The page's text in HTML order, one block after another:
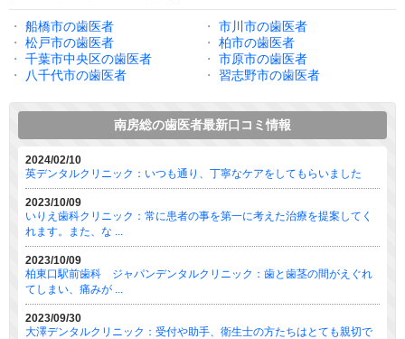
・ 船橋市の歯医者 ・
市川市の歯医者
・
松戸市の歯医者 ・
柏市の歯医者
・
千葉市中央区の歯医者 ・
市原市の歯医者
・
八千代市の歯医者 ・ 習志野市の歯医者
南房総の歯医者最新口コミ情報
2024/02/10
英デンタルクリニック：いつも通り、丁寧なケアをしてもらいました
2023/10/09
いりえ歯科クリニック：常に患者の事を第一に考えた治療を提案してく
れます。また、な ...
2023/10/09
柏東口駅前歯科 ジャパンデンタルクリニック：歯と歯茎の間がえぐれ
てしまい、痛みが ...
2023/09/30
大澤デンタルクリニック：受付や助手、衛生士の方たちはとても親切で